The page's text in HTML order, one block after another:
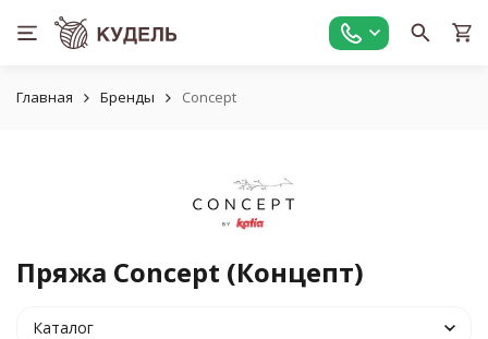
Главная Бренды Concept
Пряжа Concept (Концепт)
Каталог